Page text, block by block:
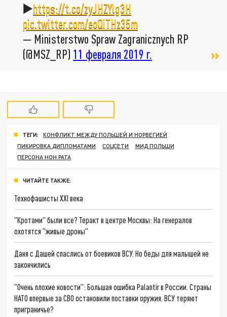
▶️https://t.co/zyJHZYlg3H
pic.twitter.com/eoQiTHz35m
— Ministerstwo Spraw Zagranicznych RP
(@MSZ_RP) 11 февраля 2019 г.
ТЕГИ:
КОНФЛИКТ МЕЖДУ ПОЛЬШЕЙ И НОРВЕГИЕЙ
ПИКИРОВКА ДИПЛОМАТАМИ
СОЦСЕТИ
МИД ПОЛЬШИ
ПЕРСОНА НОН РАТА
ЧИТАЙТЕ ТАКЖЕ:
Технофашисты XXI века
"Кротами" были все? Теракт в центре Москвы: На генералов
охотятся "живые дроны"
Даня с Дашей спаслись от боевиков ВСУ. Но беды для малышей не
закончились
"Очень плохие новости": Большая ошибка Palantir в России. Страны
НАТО впервые за СВО остановили поставки оружия. ВСУ теряют
приграничье?